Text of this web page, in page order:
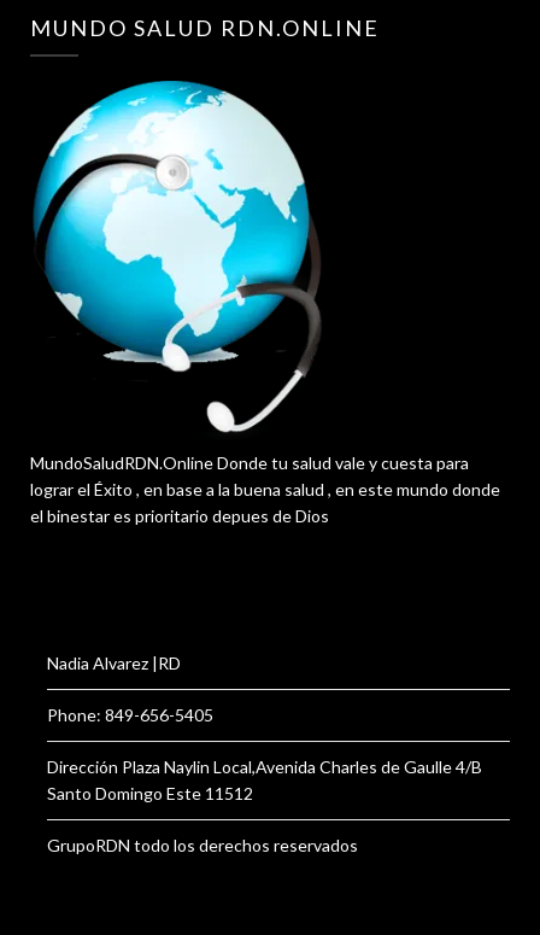
MUNDO SALUD RDN.ONLINE
MundoSaludRDN.Online Donde tu salud vale y cuesta para
lograr el Éxito , en base a la buena salud , en este mundo donde
el binestar es prioritario depues de Dios
Nadia Alvarez |RD
Phone: 849-656-5405
Dirección Plaza Naylin Local,Avenida Charles de Gaulle 4/B
Santo Domingo Este 11512
GrupoRDN todo los derechos reservados